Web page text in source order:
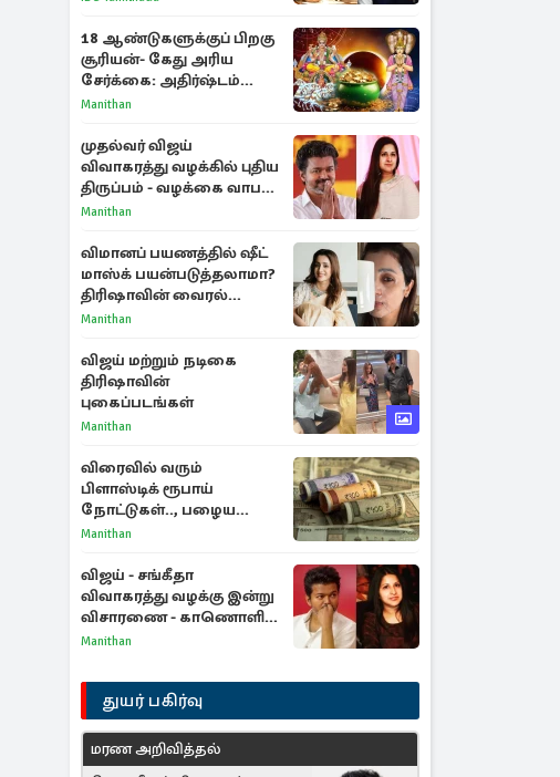
18 ஆண்டுகளுக்குப் பிறகு
சூரியன்- கேது அரிய
சேர்க்கை: அதிர்ஷ்டம்
பெறும் 3 ராசிகள்!
Manithan
முதல்வர் விஜய்
விவாகரத்து வழக்கில் புதிய
திருப்பம் - வழக்கை வாபஸ்
பெற்ற சங்கீதா!
Manithan
விமானப் பயணத்தில் ஷீட்
மாஸ்க் பயன்படுத்தலாமா?
திரிஷாவின் வைரல்
செல்ஃபிக்கு மருத்துவர்
Manithan
விஜய் மற்றும் நடிகை
திரிஷாவின்
புகைப்படங்கள்
Manithan
விரைவில் வரும்
பிளாஸ்டிக் ரூபாய்
நோட்டுகள்.., பழைய
காகித நோட்டுகள்
Manithan
விஜய் - சங்கீதா
விவாகரத்து வழக்கு இன்று
விசாரணை - காணொளி
மூலம் ஆஜராக வாய்ப்பு
Manithan
துயர் பகிர்வு
மரண அறிவித்தல்